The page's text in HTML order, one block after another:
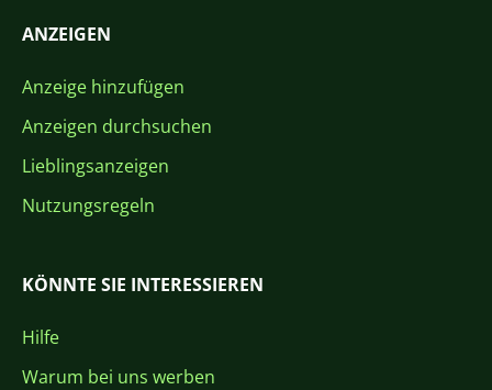
ANZEIGEN
Anzeige hinzufügen
Anzeigen durchsuchen
Lieblingsanzeigen
Nutzungsregeln
KÖNNTE SIE INTERESSIEREN
Hilfe
Warum bei uns werben